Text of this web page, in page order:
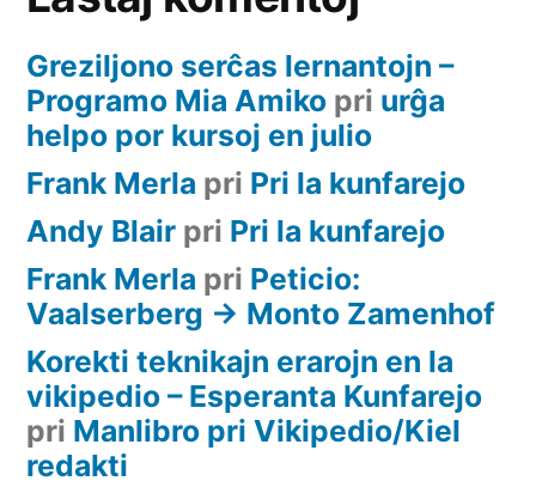
Greziljono serĉas lernantojn –
Programo Mia Amiko pri urĝa
helpo por kursoj en julio
Frank Merla pri Pri la kunfarejo
Andy Blair pri Pri la kunfarejo
Frank Merla pri Peticio:
Vaalserberg -> Monto Zamenhof
Korekti teknikajn erarojn en la
vikipedio – Esperanta Kunfarejo
pri Manlibro pri Vikipedio/Kiel
redakti